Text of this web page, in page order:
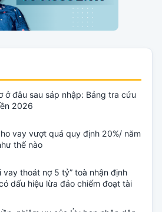
ở đâu sau sáp nhập: Bảng tra cứu
2026
vay vượt quá quy định 20%/ năm
thế nào
vay thoát nợ 5 tỷ” toà nhận định
dấu hiệu lừa đảo chiếm đoạt tài